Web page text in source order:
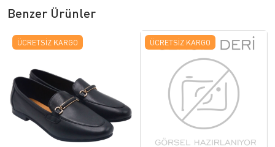
Benzer Ürünler
ÜCRETSIZ KARGO ÜCRETSIZ KARGO